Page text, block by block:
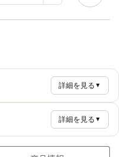
詳細を見る ▼
詳細を見る ▼